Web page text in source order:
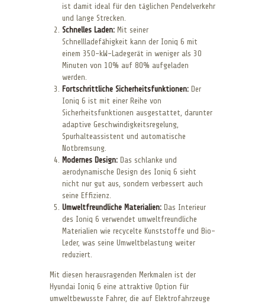
ist damit ideal für den täglichen Pendelverkehr
und lange Strecken.
Schnelles Laden: Mit seiner
Schnellladefähigkeit kann der Ioniq 6 mit
einem 350-kW-Ladegerät in weniger als 30
Minuten von 10% auf 80% aufgeladen
werden.
Fortschrittliche Sicherheitsfunktionen: Der
Ioniq 6 ist mit einer Reihe von
Sicherheitsfunktionen ausgestattet, darunter
adaptive Geschwindigkeitsregelung,
Spurhalteassistent und automatische
Notbremsung.
Modernes Design: Das schlanke und
aerodynamische Design des Ioniq 6 sieht
nicht nur gut aus, sondern verbessert auch
seine Effizienz.
Umweltfreundliche Materialien: Das Interieur
des Ioniq 6 verwendet umweltfreundliche
Materialien wie recycelte Kunststoffe und Bio-
Leder, was seine Umweltbelastung weiter
reduziert.
Mit diesen herausragenden Merkmalen ist der
Hyundai Ioniq 6 eine attraktive Option für
umweltbewusste Fahrer, die auf Elektrofahrzeuge